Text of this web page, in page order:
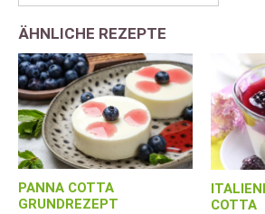
ÄHNLICHE REZEPTE
PANNA COTTA
GRUNDREZEPT
COTTA